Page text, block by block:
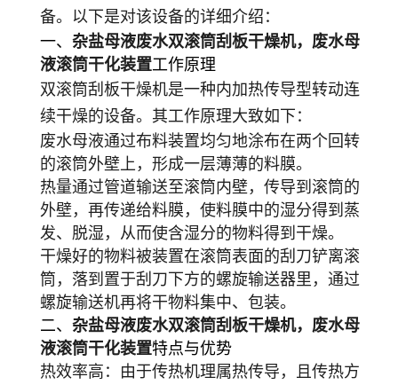
备。以下是对该设备的详细介绍：
一、 杂盐母液废水双滚筒刮板干燥机，废水母
液滚筒干化装置工作原理
双滚筒刮板干燥机是一种内加热传导型转动连
续干燥的设备。其工作原理大致如下：
废水母液通过布料装置均匀地涂布在两个回转
的滚筒外壁上，形成一层薄薄的料膜。
热量通过管道输送至滚筒内壁，传导到滚筒的
外壁，再传递给料膜，使料膜中的湿分得到蒸
发、脱湿，从而使含湿分的物料得到干燥。
干燥好的物料被装置在滚筒表面的刮刀铲离滚
筒，落到置于刮刀下方的螺旋输送器里，通过
螺旋输送机再将干物料集中、包装。
二、 杂盐母液废水双滚筒刮板干燥机，废水母
液滚筒干化装置特点与优势
热效率高 ：由于传热机理属热传导，且传热方